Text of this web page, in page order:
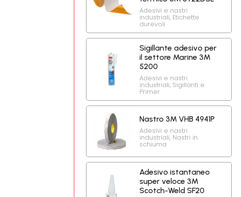
Adesivi e nastri
industriali, Etichette
durevoli
Sigillante adesivo per
il settore Marine 3M
5200
Adesivi e nastri
industriali, Sigillanti e
Primer
Nastro 3M VHB 4941P
Adesivi e nastri
industriali, Nastri in
schiuma
Adesivo istantaneo
super veloce 3M
Scotch-Weld SF20